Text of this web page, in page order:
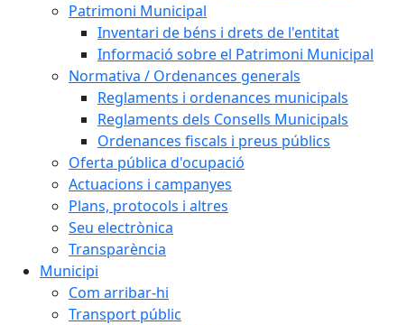
Patrimoni Municipal
Inventari de béns i drets de l'entitat
Informació sobre el Patrimoni Municipal
Normativa / Ordenances generals
Reglaments i ordenances municipals
Reglaments dels Consells Municipals
Ordenances fiscals i preus públics
Oferta pública d'ocupació
Actuacions i campanyes
Plans, protocols i altres
Seu electrònica
Transparència
Municipi
Com arribar-hi
Transport públic